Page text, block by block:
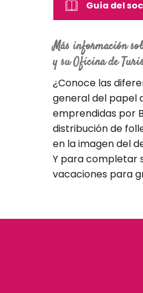
Guía del
Más información
y su Oficina de
¿Conoce las
general del papel
emprendidas por
distribución de
en la imagen del
Y para completar
vacaciones para